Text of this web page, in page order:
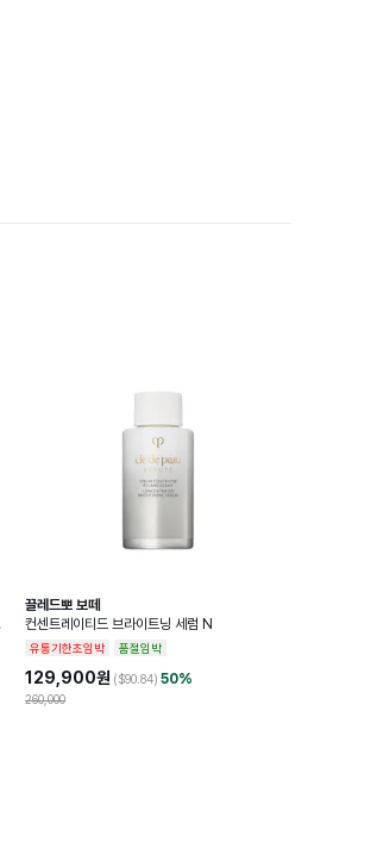
끌레드뽀 보떼
컨센트레이티드 브라이트닝 세럼 N
유통기한초임박 품절임박
129,900원 ($90.84) 50%
260,000